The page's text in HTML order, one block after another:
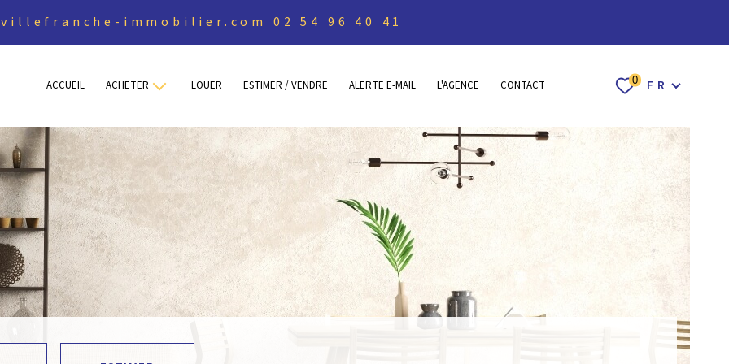
ACCUEIL
ACHETER
LOUER
VENDRE
immobilier.com 02 54 96 40 41
0 Langue
FR
ACCUEIL ACHETER
Maisons
Appartements
Terrains
Autres
Sous offre
Vendu
LOUER ESTIMER / VENDRE ALERTE E-MAIL L'AGENCE CONTACT